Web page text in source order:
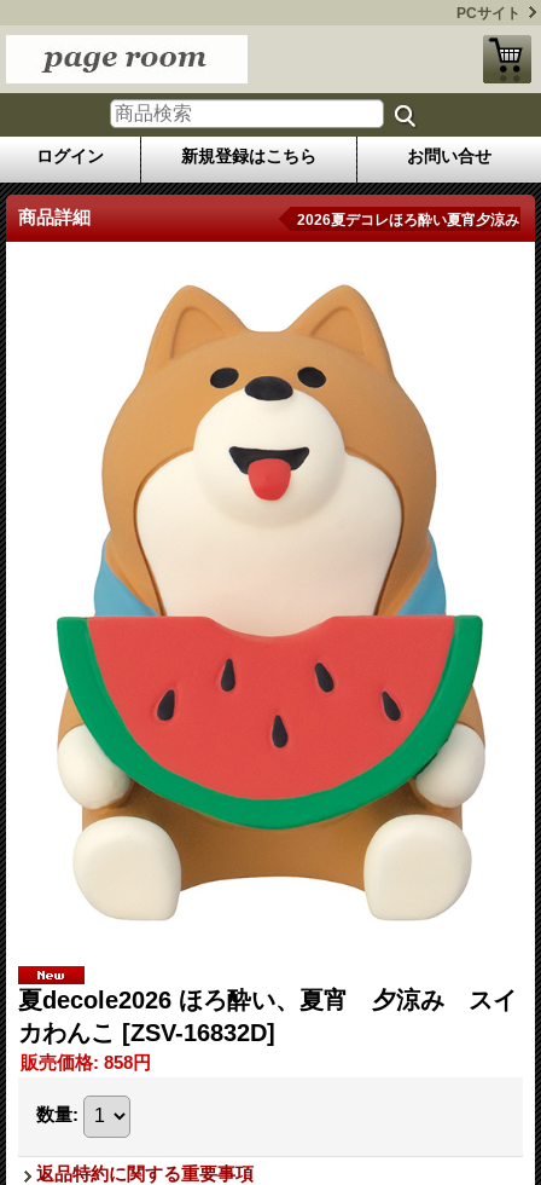
PCサイト
ログイン 新規登録はこちら お問い合せ
商品詳細 2026夏デコレほろ酔い夏宵夕涼み
夏decole2026 ほろ酔い、夏宵 夕涼み スイ
カわんこ [ZSV-16832D]
販売価格: 858円
数量:
返品特約に関する重要事項